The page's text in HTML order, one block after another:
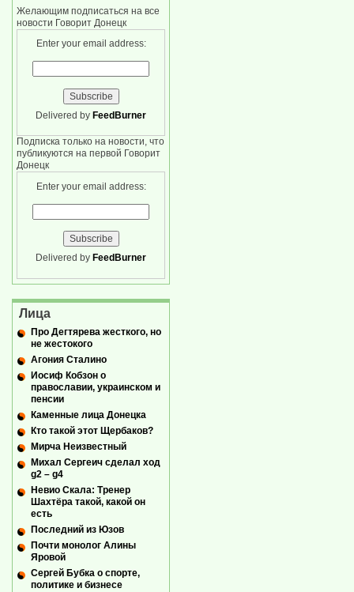
Желающим подписаться на все
новости Говорит Донецк
Enter your email address:
Delivered by FeedBurner
Подписка только на новости, что
публикуются на первой Говорит
Донецк
Enter your email address:
Delivered by FeedBurner
Лица
Про Дегтярева жесткого, но
не жестокого
Агония Сталино
Иосиф Кобзон о
православии, украинском и
пенсии
Каменные лица Донецка
Кто такой этот Щербаков?
Мирча Неизвестный
Михал Сергеич сделал ход
g2 – g4
Невио Скала: Тренер
Шахтёра такой, какой он
есть
Последний из Юзов
Почти монолог Алины
Яровой
Сергей Бубка о спорте,
политике и бизнесе